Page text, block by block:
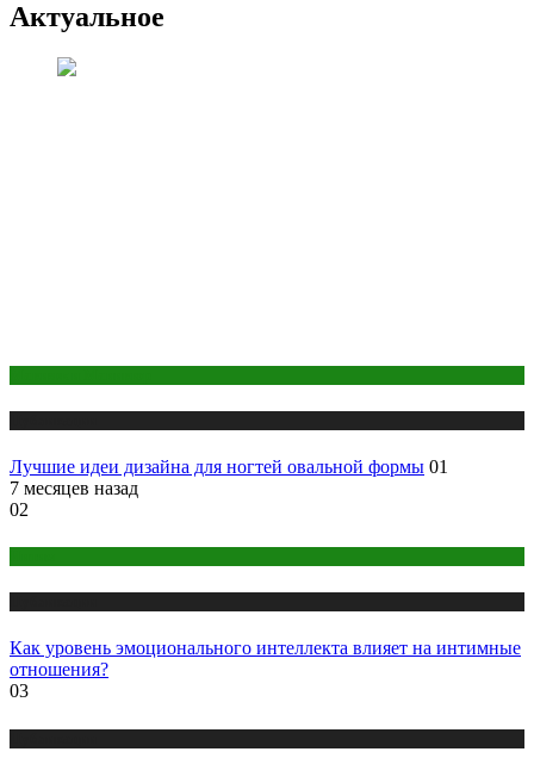
Актуальное
Лучшие идеи дизайна для ногтей овальной формы 01
7 месяцев назад
02
Как уровень эмоционального интеллекта влияет на интимные
отношения?
03